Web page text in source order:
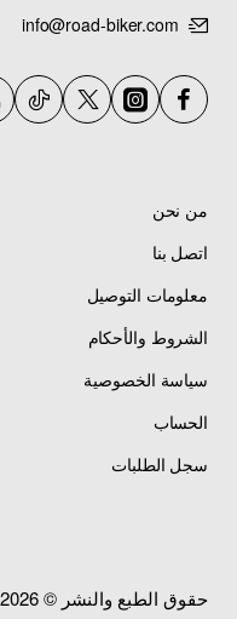
info@road-biker.com
من نحن
اتصل بنا
معلومات التوصيل
الشروط والأحكام
سياسة الخصوصية
الحساب
سجل الطلبات